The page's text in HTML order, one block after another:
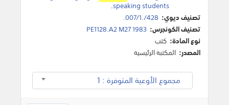
speaking students
.
تصنيف ديوي: 428/.007/1.
تصنيف الكونجرس: PE1128.A2 M27 1983
نوع المادة: كتب
المصدر: المكتبة الرئيسية
مجموع الأوعية المتوفرة : 1